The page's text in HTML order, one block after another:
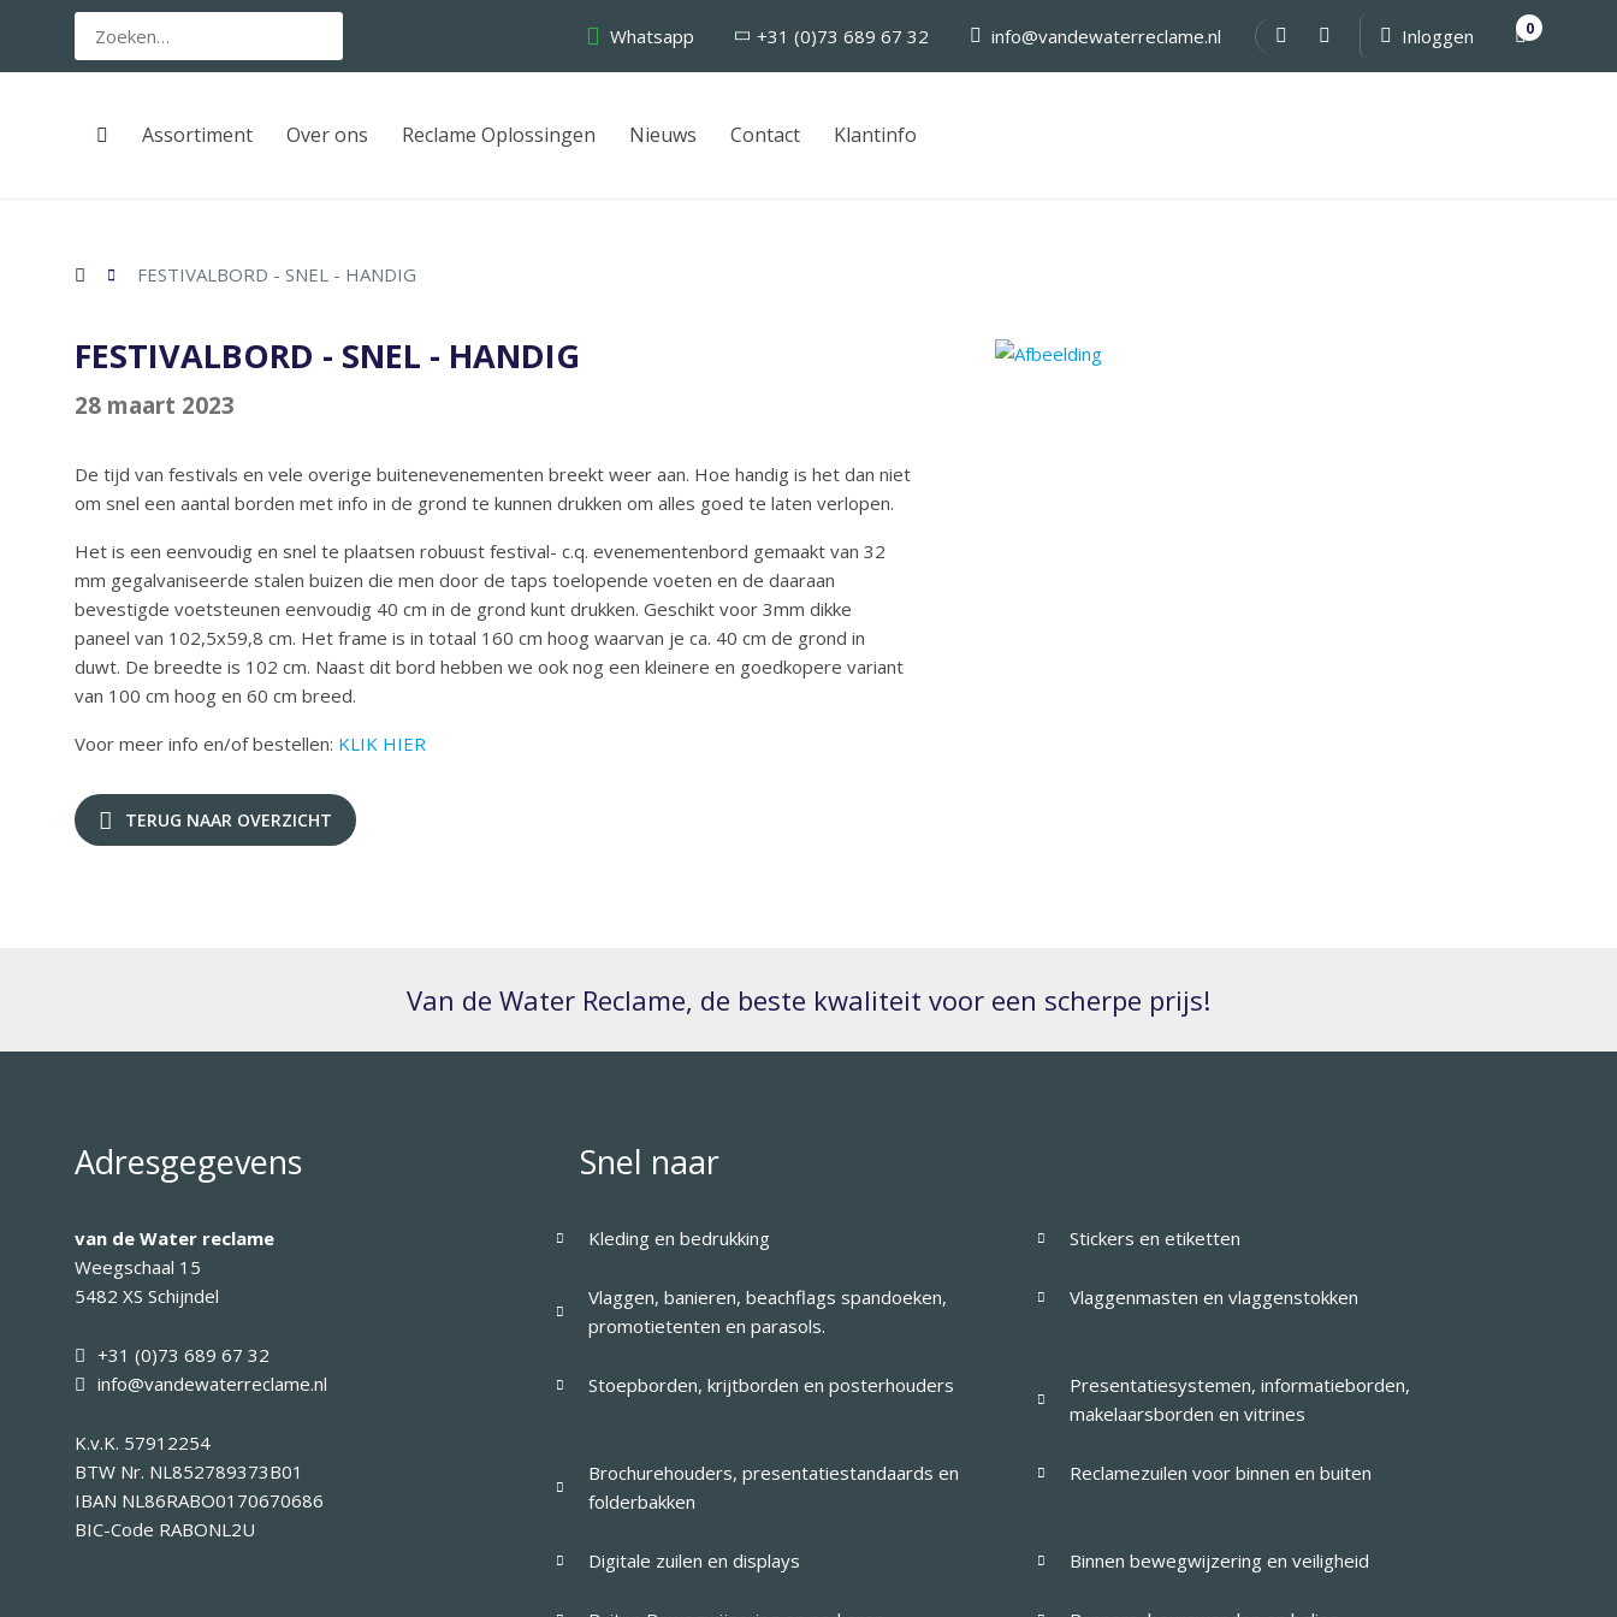
Whatsapp +31 (0)73 689 67 32 info@vandewaterreclame.nl Inloggen 0
Assortiment Over ons Reclame Oplossingen Nieuws Contact Klantinfo
FESTIVALBORD - SNEL - HANDIG
FESTIVALBORD - SNEL - HANDIG
28 maart 2023
De tijd van festivals en vele overige buitenevenementen breekt weer aan. Hoe handig is het dan niet
om snel een aantal borden met info in de grond te kunnen drukken om alles goed te laten verlopen.
Het is een eenvoudig en snel te plaatsen robuust festival- c.q. evenementenbord gemaakt van 32
mm gegalvaniseerde stalen buizen die men door de taps toelopende voeten en de daaraan
bevestigde voetsteunen eenvoudig 40 cm in de grond kunt drukken. Geschikt voor 3mm dikke
paneel van 102,5x59,8 cm. Het frame is in totaal 160 cm hoog waarvan je ca. 40 cm de grond in
duwt. De breedte is 102 cm. Naast dit bord hebben we ook nog een kleinere en goedkopere variant
van 100 cm hoog en 60 cm breed.
Voor meer info en/of bestellen: KLIK HIER
TERUG NAAR OVERZICHT
Van de Water Reclame, de beste kwaliteit voor een scherpe prijs!
Adresgegevens
van de Water reclame
Weegschaal 15
5482 XS Schijndel
+31 (0)73 689 67 32
info@vandewaterreclame.nl
K.v.K. 57912254
BTW Nr. NL852789373B01
IBAN NL86RABO0170670686
BIC-Code RABONL2U
Snel naar
Kleding en bedrukking Stickers en etiketten
Vlaggen, banieren, beachflags spandoeken,
promotietenten en parasols.
Vlaggenmasten en vlaggenstokken
Stoepborden, krijtborden en posterhouders
Presentatiesystemen, informatieborden,
makelaarsborden en vitrines
Brochurehouders, presentatiestandaards en
folderbakken
Reclamezuilen voor binnen en buiten
Digitale zuilen en displays Binnen bewegwijzering en veiligheid